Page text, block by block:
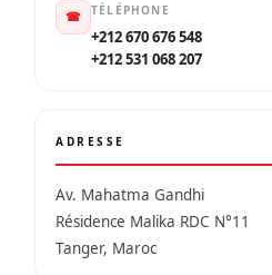
☎ TÉLÉPHONE
+212 670 676 548
+212 531 068 207
ADRESSE
Av. Mahatma Gandhi
Résidence Malika RDC N°11
Tanger, Maroc